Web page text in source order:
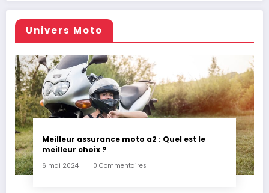
Univers Moto
Meilleur assurance moto a2 : Quel est le
meilleur choix ?
6 mai 2024 0 Commentaires